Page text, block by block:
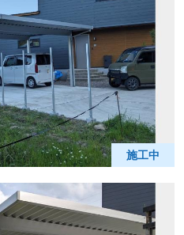
施工中